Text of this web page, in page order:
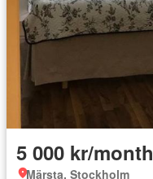
5 000 kr/month
Märsta, Stockholm